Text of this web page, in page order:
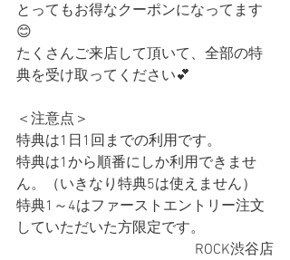
とってもお得なクーポンになってます
😊
たくさんご来店して頂いて、全部の特
典を受け取ってください💕
＜注意点＞
特典は1日1回までの利用です。
特典は1から順番にしか利用できませ
ん。（いきなり特典5は使えません）
特典1～4はファーストエントリー注文
していただいた方限定です。
ROCK渋谷店